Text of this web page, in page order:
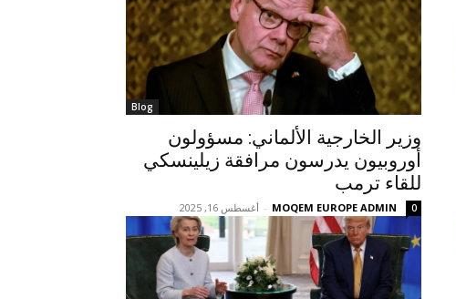
Blog
وزير الخارجية الألماني: مسؤولون
أوروبيون يدرسون مرافقة زيلينسكي
للقاء ترمب
MOQEM EUROPE ADMIN
- أغسطس 16, 2025 0